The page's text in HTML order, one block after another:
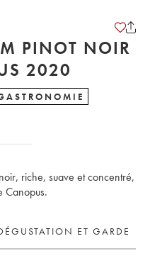
2020
riche, suave et concentré,
Canopus.
ET GARDE